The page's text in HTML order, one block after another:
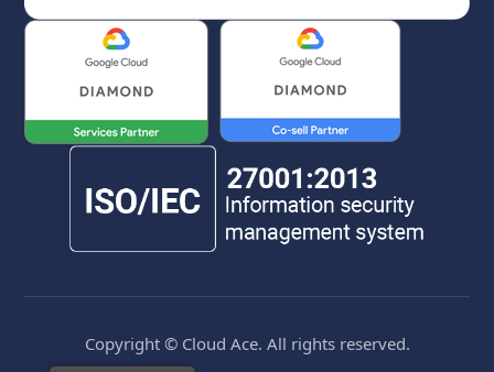
Copyright © Cloud Ace. All rights reserved.